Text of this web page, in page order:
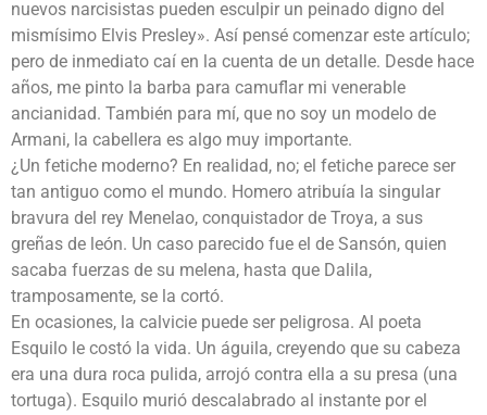
nuevos narcisistas pueden esculpir un peinado digno del
mismísimo Elvis Presley». Así pensé comenzar este artículo;
pero de inmediato caí en la cuenta de un detalle. Desde hace
años, me pinto la barba para camuflar mi venerable
ancianidad. También para mí, que no soy un modelo de
Armani, la cabellera es algo muy importante.
¿Un fetiche moderno? En realidad, no; el fetiche parece ser
tan antiguo como el mundo. Homero atribuía la singular
bravura del rey Menelao, conquistador de Troya, a sus
greñas de león. Un caso parecido fue el de Sansón, quien
sacaba fuerzas de su melena, hasta que Dalila,
tramposamente, se la cortó.
En ocasiones, la calvicie puede ser peligrosa. Al poeta
Esquilo le costó la vida. Un águila, creyendo que su cabeza
era una dura roca pulida, arrojó contra ella a su presa (una
tortuga). Esquilo murió descalabrado al instante por el